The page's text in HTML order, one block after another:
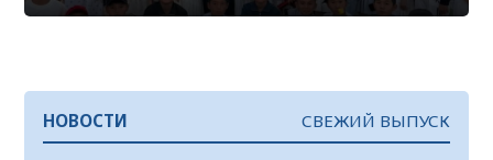
НОВОСТИ СВЕЖИЙ ВЫПУСК